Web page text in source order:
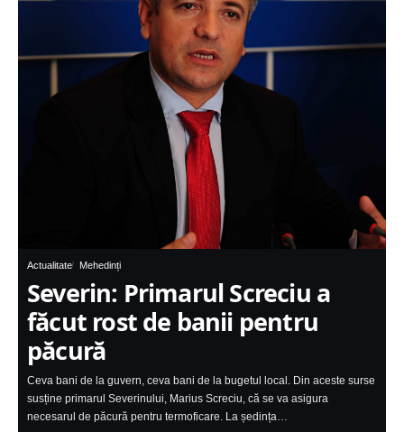
Actualitate Mehedinți
Severin: Primarul Screciu a
făcut rost de banii pentru
păcură
Ceva bani de la guvern, ceva bani de la bugetul local. Din aceste surse
susține primarul Severinului, Marius Screciu, că se va asigura
necesarul de păcură pentru termoficare. La ședința…